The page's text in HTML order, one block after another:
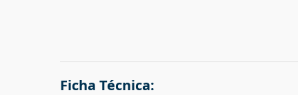
Ficha Técnica: